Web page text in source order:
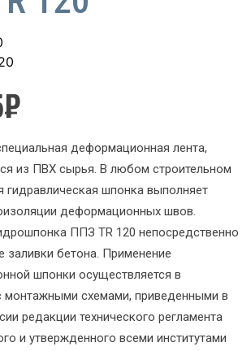
₽
деформационная лента,
из ПВХ сырья. В любом строительном
гидравлическая шпонка выполняет
деформационных швов.
ППЗ TR 120 непосредственно
заливки бетона. Применение
шпонки осуществляется в
монтажными схемами, приведенными в
редакции технического регламента
и утвержденного всеми институтами